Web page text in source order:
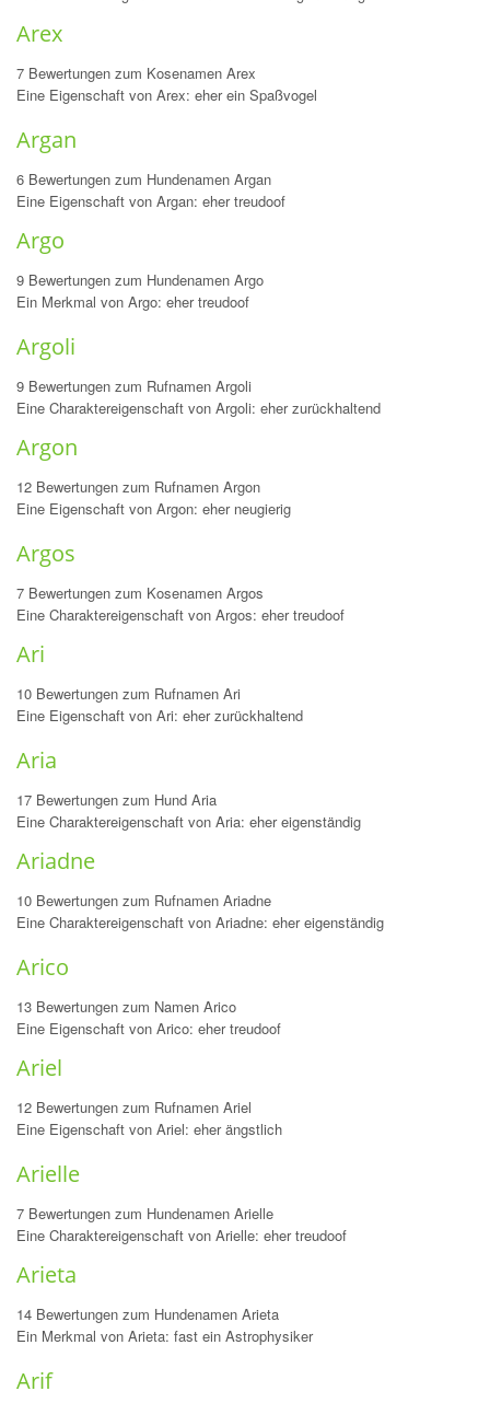
Arex
7 Bewertungen zum Kosenamen Arex
Eine Eigenschaft von Arex: eher ein Spaßvogel
Argan
6 Bewertungen zum Hundenamen Argan
Eine Eigenschaft von Argan: eher treudoof
Argo
9 Bewertungen zum Hundenamen Argo
Ein Merkmal von Argo: eher treudoof
Argoli
9 Bewertungen zum Rufnamen Argoli
Eine Charaktereigenschaft von Argoli: eher zurückhaltend
Argon
12 Bewertungen zum Rufnamen Argon
Eine Eigenschaft von Argon: eher neugierig
Argos
7 Bewertungen zum Kosenamen Argos
Eine Charaktereigenschaft von Argos: eher treudoof
Ari
10 Bewertungen zum Rufnamen Ari
Eine Eigenschaft von Ari: eher zurückhaltend
Aria
17 Bewertungen zum Hund Aria
Eine Charaktereigenschaft von Aria: eher eigenständig
Ariadne
10 Bewertungen zum Rufnamen Ariadne
Eine Charaktereigenschaft von Ariadne: eher eigenständig
Arico
13 Bewertungen zum Namen Arico
Eine Eigenschaft von Arico: eher treudoof
Ariel
12 Bewertungen zum Rufnamen Ariel
Eine Eigenschaft von Ariel: eher ängstlich
Arielle
7 Bewertungen zum Hundenamen Arielle
Eine Charaktereigenschaft von Arielle: eher treudoof
Arieta
14 Bewertungen zum Hundenamen Arieta
Ein Merkmal von Arieta: fast ein Astrophysiker
Arif